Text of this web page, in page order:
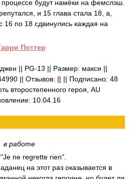
будут намёки на фемслэш.
и 15 глава стала 18, а,
16 по 18 сдвинулись каждая на
Поттер
|| PG-13 || Размер: макси ||
|| Отзывов: 8 || Подписано: 48
второстепенного героя, AU
10.04.16
в работе
ne regrette rien".
на этот раз оказывается в